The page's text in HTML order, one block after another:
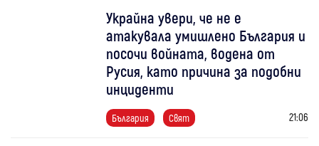
Украйна увери, че не е
атакувала умишлено България и
посочи войната, водена от
Русия, като причина за подобни
инциденти
България Свят 21:06